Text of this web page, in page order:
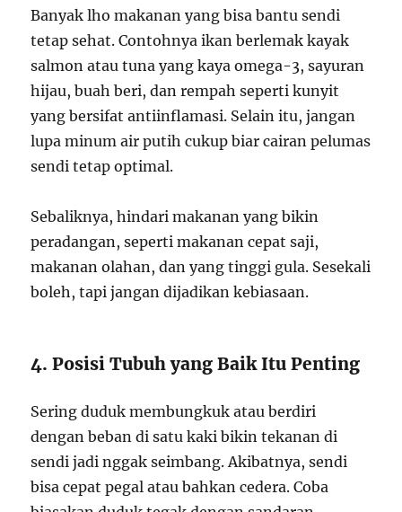
Banyak lho makanan yang bisa bantu sendi
tetap sehat. Contohnya ikan berlemak kayak
salmon atau tuna yang kaya omega-3, sayuran
hijau, buah beri, dan rempah seperti kunyit
yang bersifat antiinflamasi. Selain itu, jangan
lupa minum air putih cukup biar cairan pelumas
sendi tetap optimal.
Sebaliknya, hindari makanan yang bikin
peradangan, seperti makanan cepat saji,
makanan olahan, dan yang tinggi gula. Sesekali
boleh, tapi jangan dijadikan kebiasaan.
4. Posisi Tubuh yang Baik Itu Penting
Sering duduk membungkuk atau berdiri
dengan beban di satu kaki bikin tekanan di
sendi jadi nggak seimbang. Akibatnya, sendi
bisa cepat pegal atau bahkan cedera. Coba